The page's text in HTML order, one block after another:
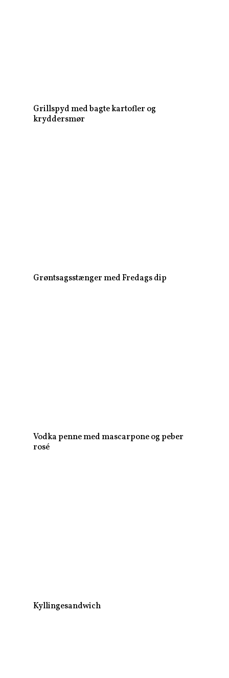
Grillspyd med bagte kartofler og
kryddersmør
Grøntsagsstænger med Fredags dip
Vodka penne med mascarpone og peber
rosé
Kyllingesandwich